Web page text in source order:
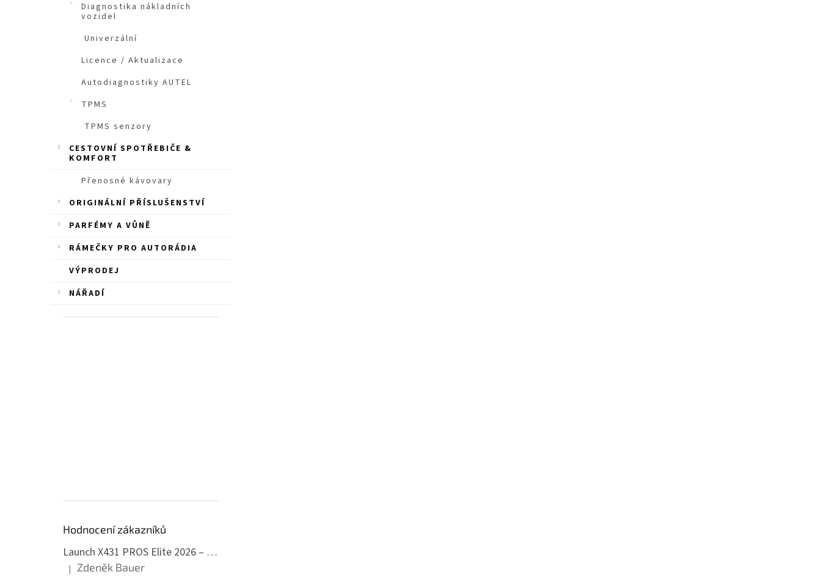
Diagnostika nákladních
vozidel
Univerzální
Licence / Aktualizace
Autodiagnostiky AUTEL
TPMS
TPMS senzory
CESTOVNÍ SPOTŘEBIČE &
KOMFORT
Přenosné kávovary
ORIGINÁLNÍ PŘÍSLUŠENSTVÍ
PARFÉMY A VŮNĚ
RÁMEČKY PRO AUTORÁDIA
VÝPRODEJ
NÁŘADÍ
Hodnocení zákazníků
Launch X431 PROS Elite 2026 – profesionální diagnostika všech jednotek, 37+ servisních funkcí, ECU kódování, Active Test, čeština
Hodnocení produktu je 5 z 5 hvězdiček.
| Zdeněk Bauer